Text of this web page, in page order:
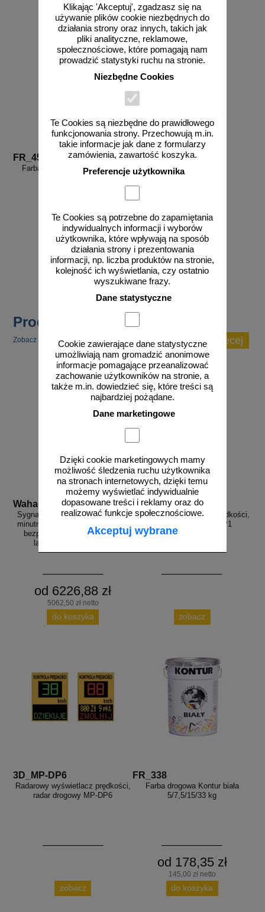
Klikając 'Akceptuj', zgadzasz się na
używanie plików cookie niezbędnych do
działania strony oraz innych, takich jak
pliki analityczne, reklamowe,
społecznościowe, które pomagają nam
prowadzić statystyki ruchu na stronie.
Niezbędne Cookies
Te Cookies są niezbędne do prawidłowego
funkcjonowania strony. Przechowują m.in.
takie informacje jak dane z formularzy
zamówienia, zawartość koszyka.
Preferencje użytkownika
Te Cookies są potrzebne do zapamiętania
indywidualnych informacji i wyborów
użytkownika, które wpływają na sposób
działania strony i prezentowania
informacji, np. liczba produktów na stronie,
kolejność ich wyświetlania, czy ostatnio
wyszukiwane frazy.
Dane statystyczne
Cookie zawierające dane statystyczne
umożliwiają nam gromadzić anonimowe
informacje pomagające przeanalizować
zachowanie użytkowników na stronie, a
także m.in. dowiedzieć się, które treści są
najbardziej pożądane.
Dane marketingowe
Dzięki cookie marketingowych mamy
możliwość śledzenia ruchu użytkownika
na stronach internetowych, dzięki temu
możemy wyświetlać indywidualnie
dopasowane treści i reklamy oraz do
realizować funkcje społecznościowe.
Akceptuj wybrane
FR_458
Farba drogowa Kontur zielona
od 210,33 zł
171,00 zł netto
do koszyka
Produkty popularne
Zobacz inne popularne produkty w tej kategorii. zobacz więcej
Wahadlo 20 min
Sygnalizacja świetlna drogowa z
minutnikiem, tymczasowa, LED,
bezprzewodowa, wahadłowa,
lampy 20 cm - komplet
od 6226,88 zł
5062,50 zł netto
do koszyka
3D_MP-DP1
Radarowy wyświetlacz prędkości,
radar drogowy MP-DP1
zobacz
3D_MP-DP6
Radarowy wyświetlacz prędkości,
radar drogowy MP-DP6
zobacz
FR_338
Farba drogowa Kontur biała
5/7,5/15/33 kg
od 178,35 zł
145,00 zł netto
do koszyka